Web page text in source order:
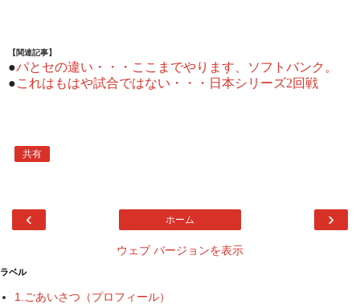
【関連記事】
●パとセの違い・・・ここまでやります、ソフトバンク。
●これはもはや試合ではない・・・日本シリーズ2回戦
共有
‹ ›
ホーム
ウェブ バージョンを表示
ラベル
1.ごあいさつ（プロフィール）